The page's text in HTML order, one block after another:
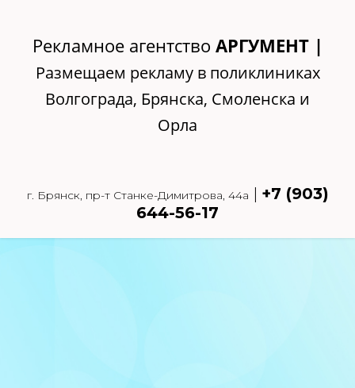
Рекламное агентство АРГУМЕНТ |
Размещаем рекламу в поликлиниках
Волгограда, Брянска, Смоленска и
Орла
г. Брянск, пр-т Станке-Димитрова, 44а | +7 (903)
644-56-17